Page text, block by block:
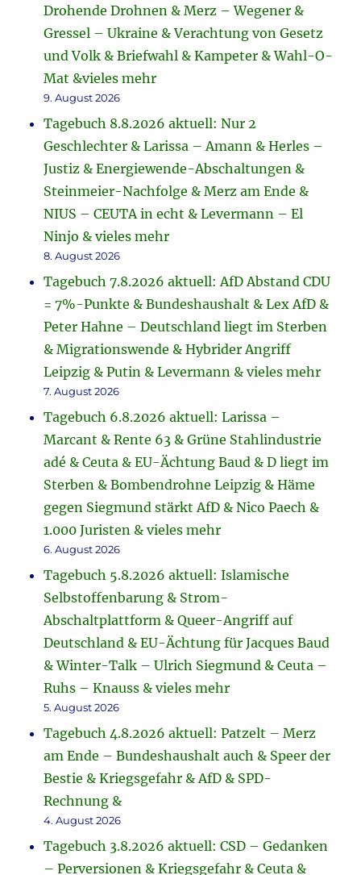
Drohende Drohnen & Merz – Wegener &
Gressel – Ukraine & Verachtung von Gesetz
und Volk & Briefwahl & Kampeter & Wahl-O-
Mat &vieles mehr
9. August 2026
Tagebuch 8.8.2026 aktuell: Nur 2
Geschlechter & Larissa – Amann & Herles –
Justiz & Energiewende-Abschaltungen &
Steinmeier-Nachfolge & Merz am Ende &
NIUS – CEUTA in echt & Levermann – El
Ninjo & vieles mehr
8. August 2026
Tagebuch 7.8.2026 aktuell: AfD Abstand CDU
= 7%-Punkte & Bundeshaushalt & Lex AfD &
Peter Hahne – Deutschland liegt im Sterben
& Migrationswende & Hybrider Angriff
Leipzig & Putin & Levermann & vieles mehr
7. August 2026
Tagebuch 6.8.2026 aktuell: Larissa –
Marcant & Rente 63 & Grüne Stahlindustrie
adé & Ceuta & EU-Ächtung Baud & D liegt im
Sterben & Bombendrohne Leipzig & Häme
gegen Siegmund stärkt AfD & Nico Paech &
1.000 Juristen & vieles mehr
6. August 2026
Tagebuch 5.8.2026 aktuell: Islamische
Selbstoffenbarung & Strom-
Abschaltplattform & Queer-Angriff auf
Deutschland & EU-Ächtung für Jacques Baud
& Winter-Talk – Ulrich Siegmund & Ceuta –
Ruhs – Knauss & vieles mehr
5. August 2026
Tagebuch 4.8.2026 aktuell: Patzelt – Merz
am Ende – Bundeshaushalt auch & Speer der
Bestie & Kriegsgefahr & AfD & SPD-
Rechnung &
4. August 2026
Tagebuch 3.8.2026 aktuell: CSD – Gedanken
– Perversionen & Kriegsgefahr & Ceuta &